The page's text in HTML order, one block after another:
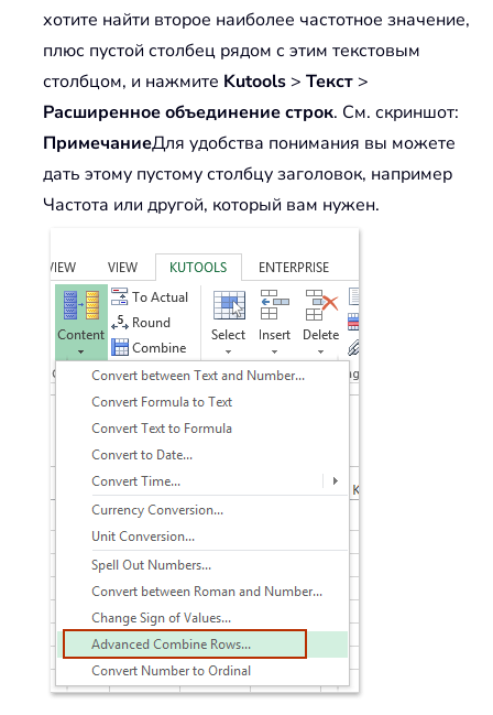
хотите найти второе наиболее частотное значение,
плюс пустой столбец рядом с этим текстовым
столбцом, и нажмите Kutools > Текст >
Расширенное объединение строк. См. скриншот:
ПримечаниеДля удобства понимания вы можете
дать этому пустому столбцу заголовок, например
Частота или другой, который вам нужен.